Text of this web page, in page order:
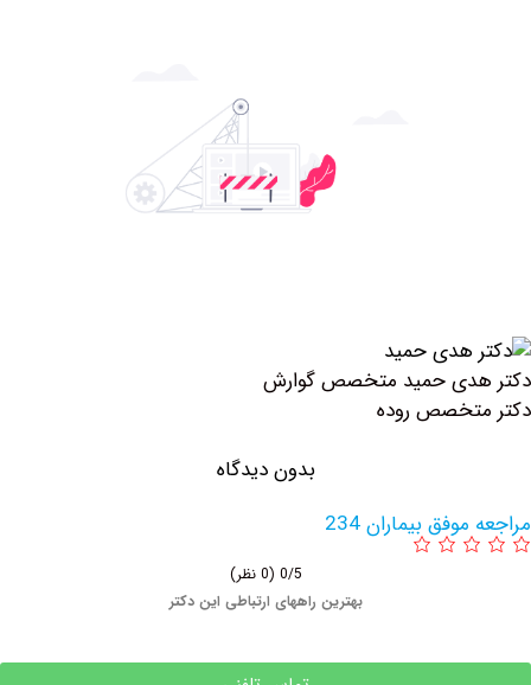
حمید متخصص گوارش
روده
بدون دیدگاه
بیماران 234
بهترین راههای ارتباطی این دکتر